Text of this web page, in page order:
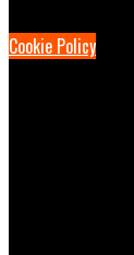
Cookie Policy